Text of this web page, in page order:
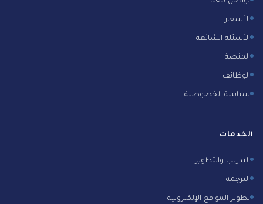
الأسعار
الأسئلة الشائعة
المنصة
الوظائف
سياسة الخصوصية
الخدمات
التدريب والتطوير
الترجمة
تطوير المواقع الإلكترونية